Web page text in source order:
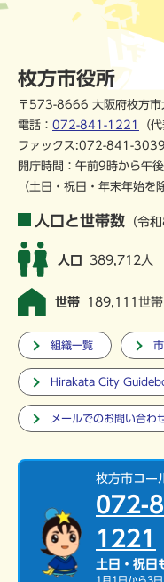
枚方市役所
〒573-8666 大阪府枚方
電話： 072-841-1221
（
ファックス:072-841-3039
開庁時間：午前9時から午
（土日・祝日・年末年始を
人口と世帯数 （令
人口 389,712人
世帯 189,111世帯
組織一覧
Hirakata City
メールでのお問い合わ
枚方市コー
072-
1221
土日・祝日
1月1日から3日